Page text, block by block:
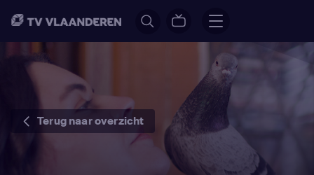
Terug naar overzicht